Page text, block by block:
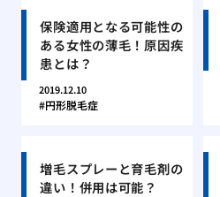
保険適用となる可能性の
ある女性の薄毛！原因疾
患とは？
2019.12.10
円形脱毛症
増毛スプレーと育毛剤の
違い！併用は可能？